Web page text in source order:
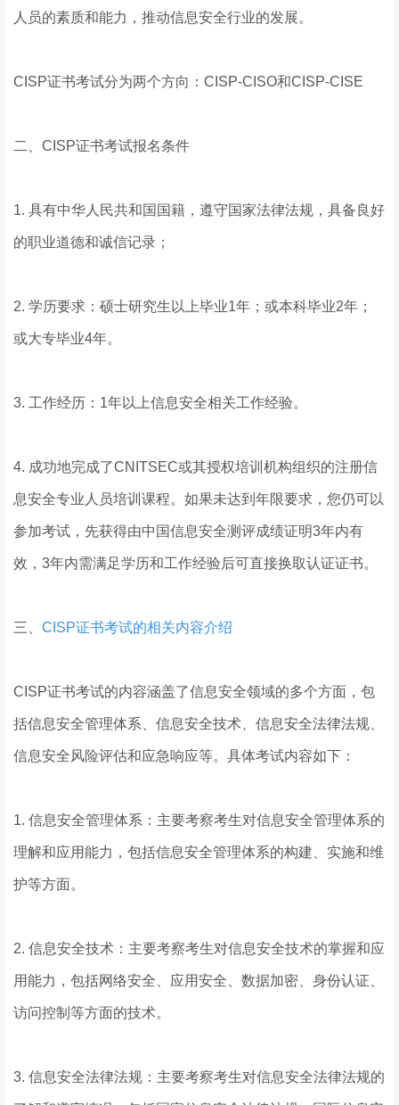
人员的素质和能力，推动信息安全行业的发展。
CISP证书考试分为两个方向：CISP-CISO和CISP-CISE
二、CISP证书考试报名条件
1. 具有中华人民共和国国籍，遵守国家法律法规，具备良好
的职业道德和诚信记录；
2. 学历要求：硕士研究生以上毕业1年；或本科毕业2年；
或大专毕业4年。
3. 工作经历：1年以上信息安全相关工作经验。
4. 成功地完成了CNITSEC或其授权培训机构组织的注册信
息安全专业人员培训课程。如果未达到年限要求，您仍可以
参加考试，先获得由中国信息安全测评成绩证明3年内有
效，3年内需满足学历和工作经验后可直接换取认证证书。
三、CISP证书考试的相关内容介绍
CISP证书考试的内容涵盖了信息安全领域的多个方面，包
括信息安全管理体系、信息安全技术、信息安全法律法规、
信息安全风险评估和应急响应等。具体考试内容如下：
1. 信息安全管理体系：主要考察考生对信息安全管理体系的
理解和应用能力，包括信息安全管理体系的构建、实施和维
护等方面。
2. 信息安全技术：主要考察考生对信息安全技术的掌握和应
用能力，包括网络安全、应用安全、数据加密、身份认证、
访问控制等方面的技术。
3. 信息安全法律法规：主要考察考生对信息安全法律法规的